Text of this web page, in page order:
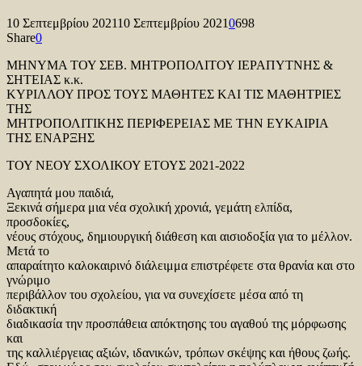
10 Σεπτεμβρίου 202110 Σεπτεμβρίου 20210698
Share0
ΜΗΝΥΜΑ ΤΟΥ ΣΕΒ. ΜΗΤΡΟΠΟΛΙΤΟΥ ΙΕΡΑΠΥΤΝΗΣ &
ΣΗΤΕΙΑΣ κ.κ.
ΚΥΡΙΛΛΟΥ ΠΡΟΣ ΤΟΥΣ ΜΑΘΗΤΕΣ ΚΑΙ ΤΙΣ ΜΑΘΗΤΡΙΕΣ
ΤΗΣ
ΜΗΤΡΟΠΟΛΙΤΙΚΗΣ ΠΕΡΙΦΕΡΕΙΑΣ ΜΕ ΤΗΝ ΕΥΚΑΙΡΙΑ
ΤΗΣ ΕΝΑΡΞΗΣ
ΤΟΥ ΝΕΟΥ ΣΧΟΛΙΚΟΥ ΕΤΟΥΣ 2021-2022
Αγαπητά μου παιδιά,
Ξεκινά σήμερα μια νέα σχολική χρονιά, γεμάτη ελπίδα,
προσδοκίες,
νέους στόχους, δημιουργική διάθεση και αισιοδοξία για το μέλλον.
Μετά το
απαραίτητο καλοκαιρινό διάλειμμα επιστρέφετε στα θρανία και στο
γνώριμο
περιβάλλον του σχολείου, για να συνεχίσετε μέσα από τη
διδακτική
διαδικασία την προσπάθεια απόκτησης του αγαθού της μόρφωσης
και
της καλλιέργειας αξιών, ιδανικών, τρόπων σκέψης και ήθους ζωής.